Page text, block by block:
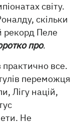
світу.
скільки
рекорд Пеле
про.
все.
переможця
Лігу націй,
Не